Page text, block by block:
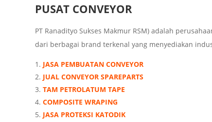
PUSAT CONVEYOR
PT Ranadityo Sukses Makmur RSM) adalah
dari berbagai brand terkenal yang menyediakan
JASA PEMBUATAN CONVEYOR
JUAL CONVEYOR SPAREPARTS
TAM PETROLATUM TAPE
COMPOSITE WRAPING
JASA PROTEKSI KATODIK